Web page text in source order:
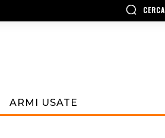
CERCA
ARMI USATE